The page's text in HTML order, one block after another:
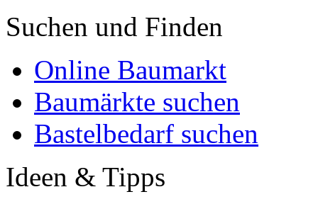
Suchen und Finden
Online Baumarkt
Baumärkte suchen
Bastelbedarf suchen
Ideen & Tipps